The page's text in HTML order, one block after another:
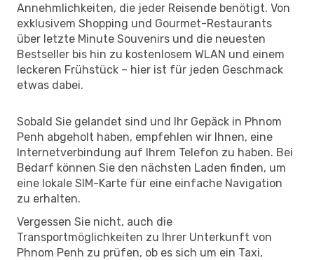
Annehmlichkeiten, die jeder Reisende benötigt. Von
exklusivem Shopping und Gourmet-Restaurants
über letzte Minute Souvenirs und die neuesten
Bestseller bis hin zu kostenlosem WLAN und einem
leckeren Frühstück – hier ist für jeden Geschmack
etwas dabei.
Sobald Sie gelandet sind und Ihr Gepäck in Phnom
Penh abgeholt haben, empfehlen wir Ihnen, eine
Internetverbindung auf Ihrem Telefon zu haben. Bei
Bedarf können Sie den nächsten Laden finden, um
eine lokale SIM-Karte für eine einfache Navigation
zu erhalten.
Vergessen Sie nicht, auch die
Transportmöglichkeiten zu Ihrer Unterkunft von
Phnom Penh zu prüfen, ob es sich um ein Taxi,